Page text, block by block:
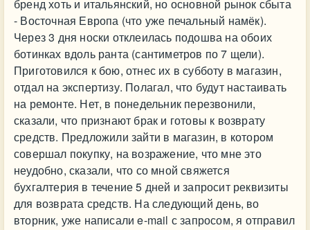
бренд хоть и итальянский, но основной рынок сбыта
- Восточная Европа (что уже печальный намёк).
Через 3 дня носки отклеилась подошва на обоих
ботинках вдоль ранта (сантиметров по 7 щели).
Приготовился к бою, отнес их в субботу в магазин,
отдал на экспертизу. Полагал, что будут настаивать
на ремонте. Нет, в понедельник перезвонили,
сказали, что признают брак и готовы к возврату
средств. Предложили зайти в магазин, в котором
совершал покупку, на возражение, что мне это
неудобно, сказали, что со мной свяжется
бухгалтерия в течение 5 дней и запросит реквизиты
для возврата средств. На следующий день, во
вторник, уже написали e-mail с запросом, я отправил